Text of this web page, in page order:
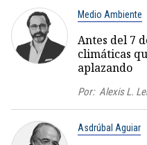
Medio Ambiente
Antes del 7
climáticas
aplazando
Por: Alexis L.
Asdrúbal Aguiar